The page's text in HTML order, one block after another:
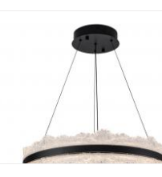
Подвесной светильник
Modestyle 3000-6000K
MS.9525.600 BK
34 400 руб.
32 680 руб.